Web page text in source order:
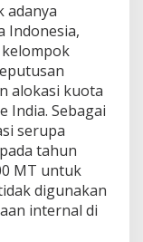
adanya
Indonesia,
alokasi kuota
India. Sebagai
serupa
tahun
MT untuk
digunakan
internal di